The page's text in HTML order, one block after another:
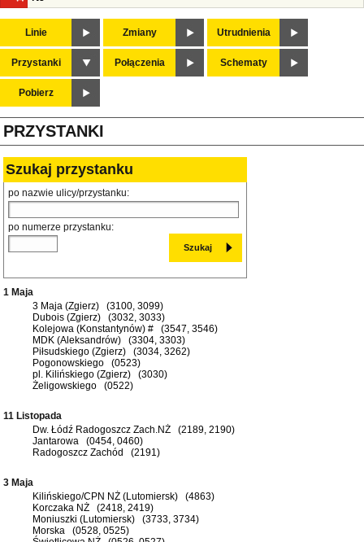
Linie Zmiany Utrudnienia
Przystanki Połączenia Schematy
Pobierz
PRZYSTANKI
Szukaj przystanku
po nazwie ulicy/przystanku:
po numerze przystanku:
1 Maja
3 Maja (Zgierz) (3100, 3099)
Dubois (Zgierz) (3032, 3033)
Kolejowa (Konstantynów) # (3547, 3546)
MDK (Aleksandrów) (3304, 3303)
Piłsudskiego (Zgierz) (3034, 3262)
Pogonowskiego (0523)
pl. Kilińskiego (Zgierz) (3030)
Żeligowskiego (0522)
11 Listopada
Dw. Łódź Radogoszcz Zach.NŻ (2189, 2190)
Jantarowa (0454, 0460)
Radogoszcz Zachód (2191)
3 Maja
Kilińskiego/CPN NŻ (Lutomiersk) (4863)
Korczaka NŻ (2418, 2419)
Moniuszki (Lutomiersk) (3733, 3734)
Morska (0528, 0525)